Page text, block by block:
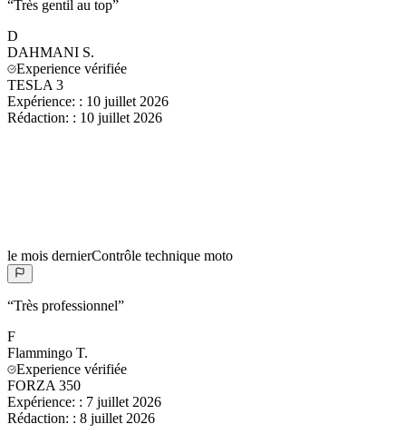
“Très gentil au top”
D
DAHMANI S.
Experience vérifiée
TESLA 3
Expérience: : 10 juillet 2026
Rédaction: : 10 juillet 2026
le mois dernierContrôle technique moto
“Très professionnel”
F
Flammingo T.
Experience vérifiée
FORZA 350
Expérience: : 7 juillet 2026
Rédaction: : 8 juillet 2026